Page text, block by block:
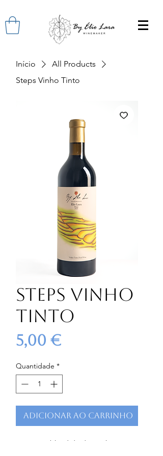
Início
All Products
Steps Vinho Tinto
Steps Vinho
Tinto
5,00 €
Quantidade *
Adicionar ao carrinho
Este é um blend de dois vinhos